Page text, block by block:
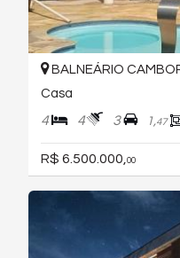
BALNEÁRIO
Casa
4 4 3 1,47
R$ 6.500.000, 00